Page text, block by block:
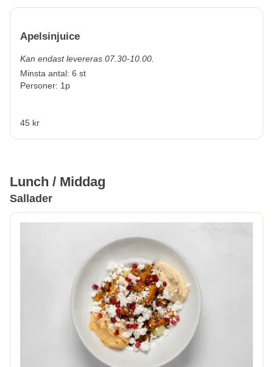
Apelsinjuice
Kan endast levereras 07.30-10.00.
Minsta antal: 6 st
Personer: 1p
45 kr
Lunch / Middag
Sallader